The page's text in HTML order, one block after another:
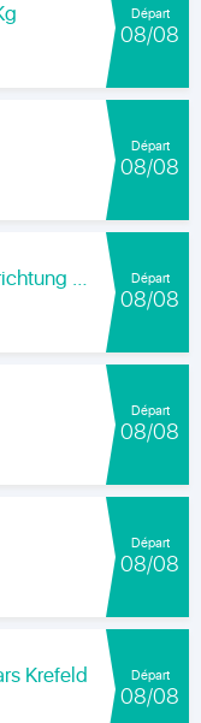
Départ
08/08
Départ
08/08
Preis Von Domovari Gmbh - Badeinrichtung Auf Mass Départ
08/08
Départ
08/08
Départ
08/08
Krefeld Départ
08/08